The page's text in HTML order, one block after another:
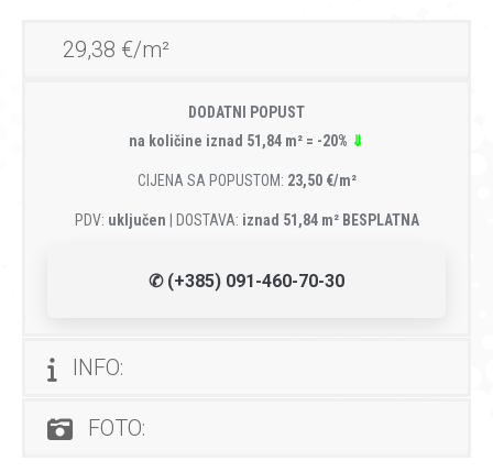
29,38 €/m²
DODATNI POPUST
na količine iznad 51,84 m² = -20% ⇓
CIJENA SA POPUSTOM: 23,50 €/m²
PDV: uključen | DOSTAVA: iznad 51,84 m² BESPLATNA
✆ (+385) 091-460-70-30
INFO:
FOTO: